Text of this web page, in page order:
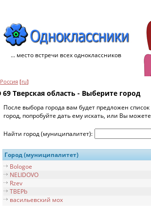
... место встречи всех одноклассников
Россия [ru]
69 Тверская область - Выберите город
После выбора города вам будет предложен
город, попробуйте дать ему искать, или Вы
Найти город (муниципалитет):
Город (муниципалитет)
Bologoe
NELIDOVO
Rzev
TBEPb
васильевский мох